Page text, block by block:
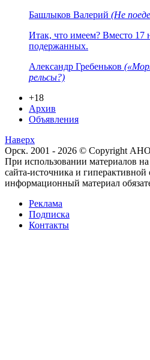
Башлыков Валерий (Не
Итак, что имеем? Вместо 17
подержанных.
Александр Гребеньков
рельсы?)
+18
Архив
Объявления
Наверх
Орск. 2001 - 2026 © Copyright
При использовании материалов на
сайта-источника и
информационный материал
Реклама
Подписка
Контакты